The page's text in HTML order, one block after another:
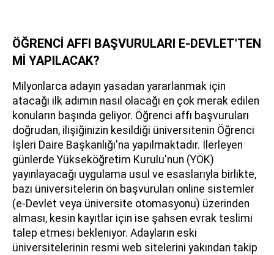
ÖĞRENCİ AFFI BAŞVURULARI E-DEVLET'TEN
Mİ YAPILACAK?
Milyonlarca adayın yasadan yararlanmak için
atacağı ilk adımın nasıl olacağı en çok merak edilen
konuların başında geliyor. Öğrenci affı başvuruları
doğrudan, ilişiğinizin kesildiği üniversitenin Öğrenci
İşleri Daire Başkanlığı'na yapılmaktadır. İlerleyen
günlerde Yükseköğretim Kurulu'nun (YÖK)
yayınlayacağı uygulama usul ve esaslarıyla birlikte,
bazı üniversitelerin ön başvuruları online sistemler
(e-Devlet veya üniversite otomasyonu) üzerinden
alması, kesin kayıtlar için ise şahsen evrak teslimi
talep etmesi bekleniyor. Adayların eski
üniversitelerinin resmi web sitelerini yakından takip